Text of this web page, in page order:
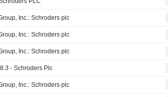
Inc.: Schroders plc
Inc.: Schroders plc
Inc.: Schroders plc
- Schroders Plc
Inc.: Schroders plc